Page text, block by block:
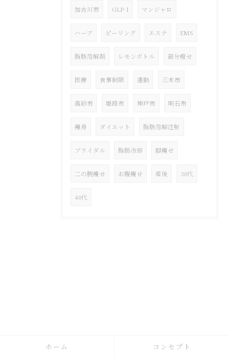
加古川市 GLP-1 マンジャロ
ハーブ ピーリング エステ EMS
脂肪溶解剤 レモンボトル 部分瘦せ
医療 食事制限 運動 三木市
高砂市 姫路市 神戸市 明石市
痩身 ダイエット 脂肪溶解注射
ブライダル 脂肪冷却 脚痩せ
二の腕痩せ お腹痩せ 産後 30代
40代
ホーム コンセプト